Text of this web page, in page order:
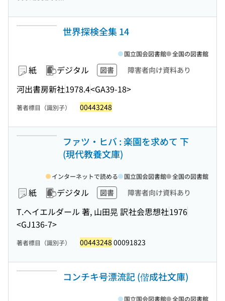
世界探検全集 14
紙 デジタル 図書 障害者向け資料あり
河出書房新社1978.4<GA39-18>
国立国会図書館 全国の図書館
著者標目（識別子） 00443248
ファツ・ヒバ : 楽園を求めて 下
(現代教養文庫)
紙 デジタル 図書 障害者向け資料あり
T.ヘイエルダール 著, 山田晃 訳社会思想社1976
<GJ136-7>
インターネットで読める 国立国会図書館 全国の図書館
著者標目（識別子） 00443248 00091823
コンチキ号漂流記 (偕成社文庫)
国立国会図書館 全国の図書館